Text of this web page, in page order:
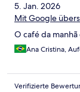
5. Jan. 2026
Mit Google
O café da
Ana Cristina,
Verifizierte